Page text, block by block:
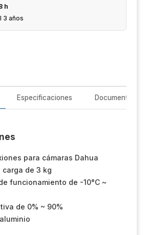
h
3 años
Especificaciones Documentación
para cámaras Dahua
carga de 3 kg
funcionamiento de -10°C ~
de 0% ~ 90%